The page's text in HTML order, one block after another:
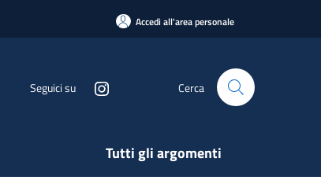
Accedi all'area personale
Seguici su Cerca
Tutti gli argomenti